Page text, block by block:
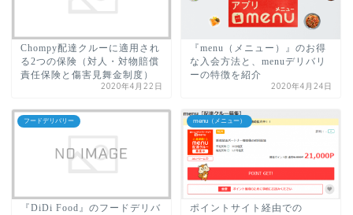
Chompy配達クルーに適用され
る2つの保険（対人・対物賠償
責任保険と傷害見舞金制度）
2020年4月22日
『menu（メニュー）』のお得
な入会方法と、menuデリバリ
ーの特徴を紹介
2020年4月24日
フードデリバリー
『DiDi Food』のフードデリバ
menu（メニュー）
ポイントサイト経由での